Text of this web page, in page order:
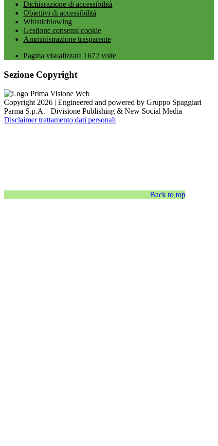
Dichiarazione di accessibilità
Obiettivi di accessibilità
Whistleblowing
Gestione consensi cookie
Amministrazione trasparente
Pagina visualizzata 1672 volte
Sezione Copyright
Copyright 2026 | Engineered and powered by Gruppo Spaggiari
Parma S.p.A. | Divisione Publishing & New Social Media
Disclaimer trattamento dati personali
Back to top